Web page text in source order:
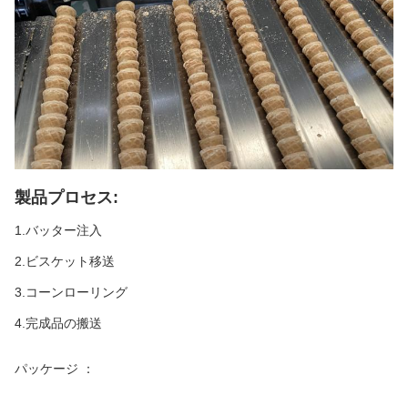
製品プロセス:
1.バッター注入
2.ビスケット移送
3.コーンローリング
4.完成品の搬送
パッケージ ：